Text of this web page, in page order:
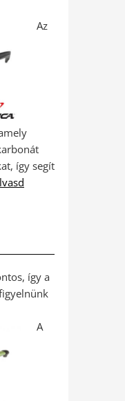
Az
így segít
így a
A